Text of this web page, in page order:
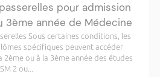
pour admission
3ème année de Médecine
Sous certaines conditions, les
spécifiques peuvent accéder
2ème ou à la 3ème année des études
2 ou...